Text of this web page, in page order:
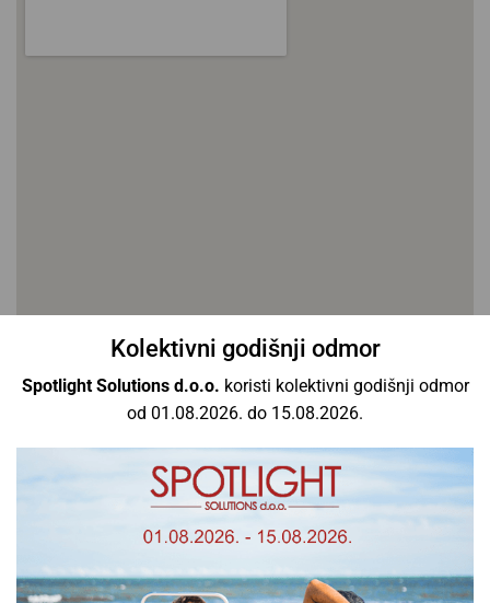
Kolektivni godišnji odmor
Spotlight Solutions d.o.o. koristi kolektivni godišnji odmor
od 01.08.2026. do 15.08.2026.
Pošaljite nam upit
Imate pitanja? Želite se informirati o našim proizvodima?